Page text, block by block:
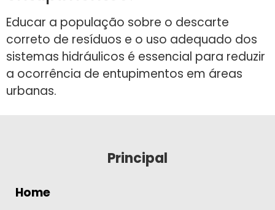
Educar a população sobre o descarte
correto de resíduos e o uso adequado dos
sistemas hidráulicos é essencial para reduzir
a ocorrência de entupimentos em áreas
urbanas.
Principal
Home